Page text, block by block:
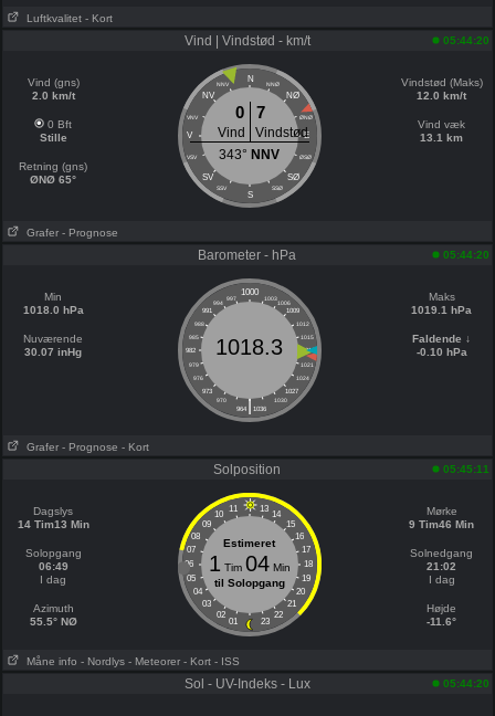
Luftkvalitet - Kort
Vind | Vindstød - km/t 05:44:20
Vind (gns)
2.0 km/t
0 Bft
Stille
Retning (gns)
ØNØ 65°
N
NNV NNØ
NV NØ
VNV ØNØ
V E
VSV ØSØ
SV SØ
SSV SSØ
S
0 7
Vind
Vindstød
343° NNV
Vindstød (Maks)
12.0 km/t
Vind væk
13.1 km
Grafer - Prognose
Barometer - hPa 05:44:20
Min
1018.0 hPa
Nuværende
30.07 inHg
1000
997 1003
994
1006
991
1009
988
1012
985
1015
982
1018
979
1021
976
1024
973
1027
970
1030
|
964 1036
1018.3
Maks
1019.1 hPa
Faldende ↓
-0.10 hPa
Grafer - Prognose - Kort
Solposition 05:45:11
Dagslys
14 Tim13 Min
Solopgang
06:49
I dag
Azimuth
55.5° NØ
11 13
10
14
09
15
08
16
07
17
06
18
05
19
04
20
03
21
02
22
01 23
Estimeret
1 Tim 04Min
til Solopgang
Mørke
9 Tim46 Min
Solnedgang
21:02
I dag
Højde
-11.6°
Måne info - Nordlys - Meteorer - Kort - ISS
Sol - UV-Indeks - Lux 05:44:20